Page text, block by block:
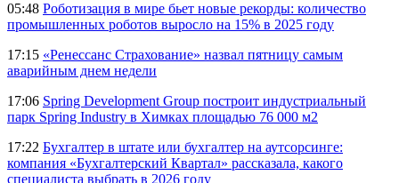
05:48 Роботизация в мире бьет новые рекорды: количество
промышленных роботов выросло на 15% в 2025 году
17:15 «Ренессанс Страхование» назвал пятницу самым
аварийным днем недели
17:06 Spring Development Group построит индустриальный
парк Spring Industry в Химках площадью 76 000 м2
17:22 Бухгалтер в штате или бухгалтер на аутсорсинге:
компания «Бухгалтерский Квартал» рассказала, какого
специалиста выбрать в 2026 году